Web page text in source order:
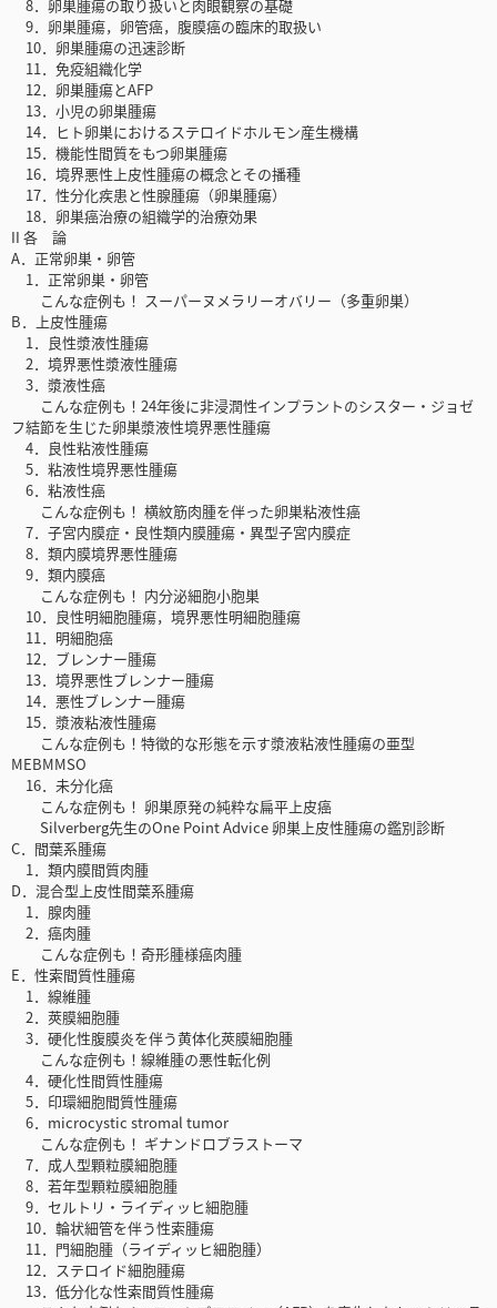
8．卵巣腫瘍の取り扱いと肉眼観察の基礎
9．卵巣腫瘍，卵管癌，腹膜癌の臨床的取扱い
10．卵巣腫瘍の迅速診断
11．免疫組織化学
12．卵巣腫瘍とAFP
13．小児の卵巣腫瘍
14．ヒト卵巣におけるステロイドホルモン産生機構
15．機能性間質をもつ卵巣腫瘍
16．境界悪性上皮性腫瘍の概念とその播種
17．性分化疾患と性腺腫瘍（卵巣腫瘍）
18．卵巣癌治療の組織学的治療効果
II 各 論
A．正常卵巣・卵管
1．正常卵巣・卵管
こんな症例も！ スーパーヌメラリーオバリー（多重卵巣）
B．上皮性腫瘍
1．良性漿液性腫瘍
2．境界悪性漿液性腫瘍
3．漿液性癌
こんな症例も！24年後に非浸潤性インプラントのシスター・ジョゼ
フ結節を生じた卵巣漿液性境界悪性腫瘍
4．良性粘液性腫瘍
5．粘液性境界悪性腫瘍
6．粘液性癌
こんな症例も！ 横紋筋肉腫を伴った卵巣粘液性癌
7．子宮内膜症・良性類内膜腫瘍・異型子宮内膜症
8．類内膜境界悪性腫瘍
9．類内膜癌
こんな症例も！ 内分泌細胞小胞巣
10．良性明細胞腫瘍，境界悪性明細胞腫瘍
11．明細胞癌
12．ブレンナー腫瘍
13．境界悪性ブレンナー腫瘍
14．悪性ブレンナー腫瘍
15．漿液粘液性腫瘍
こんな症例も！特徴的な形態を示す漿液粘液性腫瘍の亜型
MEBMMSO
16．未分化癌
こんな症例も！ 卵巣原発の純粋な扁平上皮癌
Silverberg先生のOne Point Advice 卵巣上皮性腫瘍の鑑別診断
C．間葉系腫瘍
1．類内膜間質肉腫
D．混合型上皮性間葉系腫瘍
1．腺肉腫
2．癌肉腫
こんな症例も！奇形腫様癌肉腫
E．性索間質性腫瘍
1．線維腫
2．莢膜細胞腫
3．硬化性腹膜炎を伴う黄体化莢膜細胞腫
こんな症例も！線維腫の悪性転化例
4．硬化性間質性腫瘍
5．印環細胞間質性腫瘍
6．microcystic stromal tumor
こんな症例も！ ギナンドロブラストーマ
7．成人型顆粒膜細胞腫
8．若年型顆粒膜細胞腫
9．セルトリ・ライディッヒ細胞腫
10．輪状細管を伴う性索腫瘍
11．門細胞腫（ライディッヒ細胞腫）
12．ステロイド細胞腫瘍
13．低分化な性索間質性腫瘍